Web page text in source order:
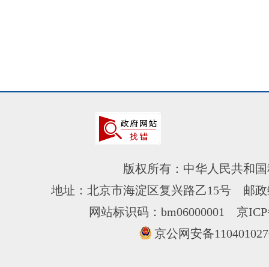
版权所有：中华人民共和
地址：北京市海淀区复兴路乙15号 邮
网站标识码：bm06000001 京
京公网安备